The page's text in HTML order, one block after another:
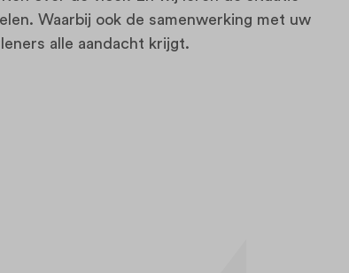
Waarbij ook de samenwerking met uw
alle aandacht krijgt.